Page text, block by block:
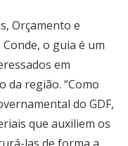
Orçamento e
o guia é um
em
região. “Como
do GDF,
que auxiliem os